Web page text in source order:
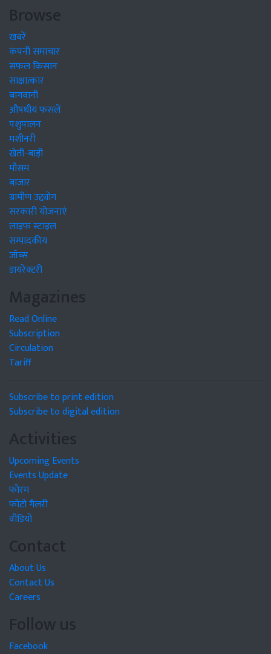
Browse
खबरें
कंपनी समाचार
सफल किसान
साक्षात्कार
बागवानी
औषधीय फसलें
पशुपालन
मशीनरी
खेती-बाड़ी
मौसम
बाजार
ग्रामीण उद्द्योग
सरकारी योजनाएं
लाइफ स्टाइल
सम्पादकीय
जॉब्स
डायरेक्टरी
Magazines
Read Online
Subscription
Circulation
Tariff
Subscribe to print edition
Subscribe to digital edition
Activities
Upcoming Events
Events Update
फोरम
फोटो गैलरी
वीडियो
Contact
About Us
Contact Us
Careers
Follow us
Facebook